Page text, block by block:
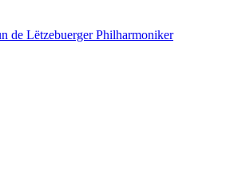
de Lëtzebuerger Philharmoniker